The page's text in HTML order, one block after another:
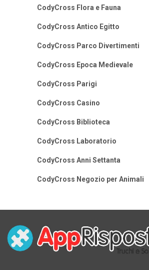
CodyCross Flora e Fauna
CodyCross Antico Egitto
CodyCross Parco Divertimenti
CodyCross Epoca Medievale
CodyCross Parigi
CodyCross Casino
CodyCross Biblioteca
CodyCross Laboratorio
CodyCross Anni Settanta
CodyCross Negozio per Animali